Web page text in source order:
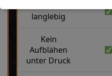
langlebig
Kein
Aufblähen
unter Druck